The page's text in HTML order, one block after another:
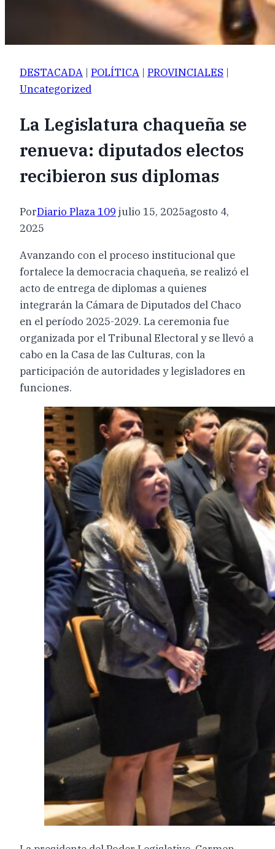
DESTACADA | POLÍTICA | PROVINCIALES |
Uncategorized
La Legislatura chaqueña se
renueva: diputados electos
recibieron sus diplomas
PorDiario Plaza 109 julio 15, 2025agosto 4,
2025
Avanzando con el proceso institucional que
fortalece la democracia chaqueña, se realizó el
acto de entrega de diplomas a quienes
integrarán la Cámara de Diputados del Chaco
en el período 2025-2029. La ceremonia fue
organizada por el Tribunal Electoral y se llevó a
cabo en la Casa de las Culturas, con la
participación de autoridades y legisladores en
funciones.